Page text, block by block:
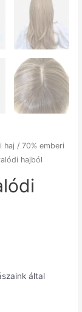
haj /70% emberi
hajból
által